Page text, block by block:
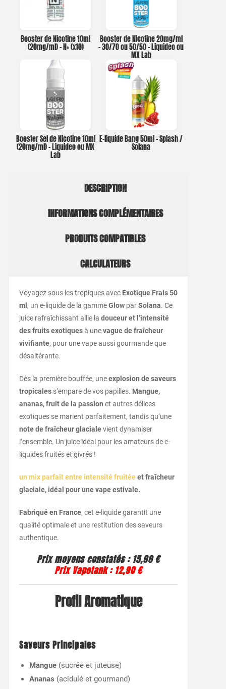
Booster de Nicotine 10ml
(20mg/ml) – N+ (x10)
Booster de Nicotine 20mg/ml
– 30/70 ou 50/50 – Liquideo ou
MX Lab
Booster Sel de Nicotine 10ml
(20mg/ml) – Liquideo ou MX
Lab
E-liquide Bang 50ml – Splash /
Solana
DESCRIPTION
INFORMATIONS COMPLÉMENTAIRES
PRODUITS COMPATIBLES
CALCULATEURS
Voyagez sous les tropiques avec Exotique Frais 50
ml , un e-liquide de la gammeGlowparSolana. Ce
juice rafraîchissant allie la douceur et l’intensité
des fruits exotiquesà unevague de fraîcheur
vivifiante, pour une vape aussi gourmande que
désaltérante.
Dès la première bouffée, uneexplosion de saveurs
tropicaless’empare de vos papilles. Mangue,
ananas, fruit de la passion et autres délices
exotiques se marient parfaitement, tandis qu’une
note de fraîcheur glacialevient dynamiser
l’ensemble. Un juice idéal pour les amateurs de e-
liquides fruités et givrés !
un mix parfait entre intensité fruitéeet fraîcheur
glaciale, idéal pour une vape estivale.
Fabriqué en France, cet e-liquide garantit une
qualité optimale et une restitution des saveurs
authentique.
Prix moyens constatés :15,90 €
Prix Vapotank :12,90 €
Profil Aromatique
Saveurs Principales
Mangue(sucrée et juteuse)
Ananas (acidulé et gourmand)